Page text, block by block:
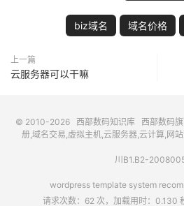
biz域名 域名价格
上一篇
云服务器可以干嘛
© 2010-2026 西部数码知识库 西部数码
册,域名交易,虚拟主机,云服务器,云计算,网
川B1.B2-
wordpress template system
请求次数：62 次，加载用时：0.130